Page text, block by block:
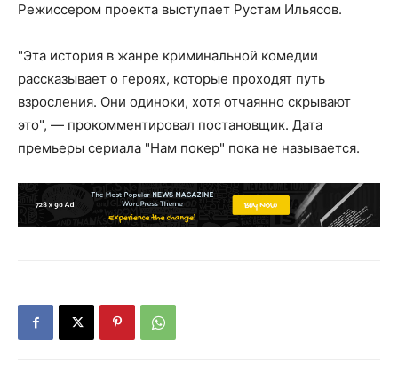
Режиссером проекта выступает Рустам Ильясов.
"Эта история в жанре криминальной комедии
рассказывает о героях, которые проходят путь
взросления. Они одиноки, хотя отчаянно скрывают
это", — прокомментировал постановщик. Дата
премьеры сериала "Нам покер" пока не называется.